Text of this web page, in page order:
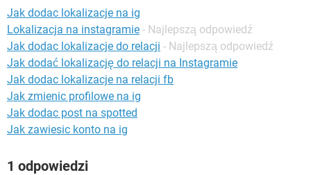
Jak dodac lokalizacje na ig
Lokalizacja na instagramie - Najlepszą odpowiedź
Jak dodac lokalizacje do relacji - Najlepszą odpowiedź
Jak dodać lokalizację do relacji na Instagramie
Jak dodac lokalizacje na relacji fb
Jak zmienic profilowe na ig
Jak dodac post na spotted
Jak zawiesic konto na ig
1 odpowiedzi